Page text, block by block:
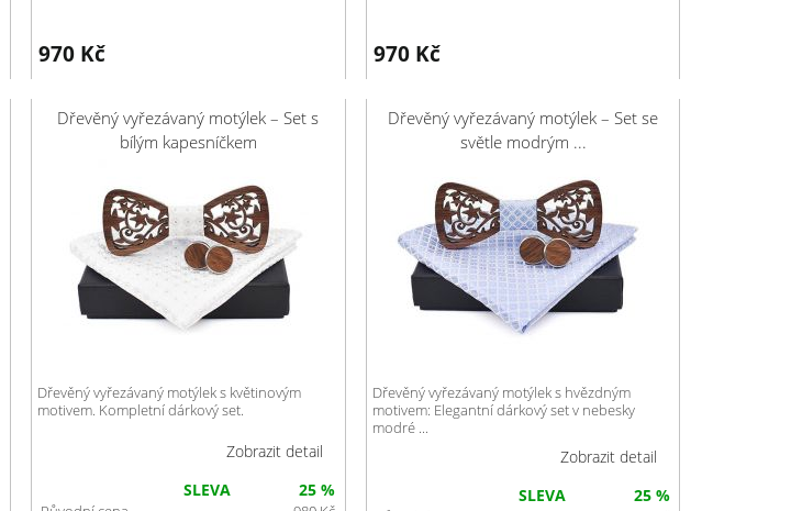
970 Kč 970 Kč
Dřevěný vyřezávaný motýlek – Set s
bílým kapesníčkem
Dřevěný vyřezávaný motýlek s květinovým
motivem. Kompletní dárkový set.
Zobrazit detail
SLEVA 25 %
Dřevěný vyřezávaný motýlek – Set se
světle modrým ...
Dřevěný vyřezávaný motýlek s hvězdným
motivem: Elegantní dárkový set v nebesky
modré ...
Zobrazit detail
SLEVA 25 %